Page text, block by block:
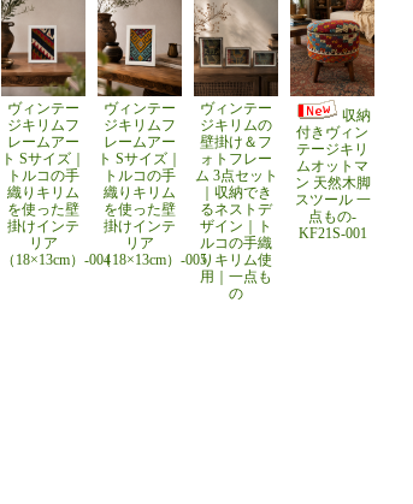
ヴィンテー
ジキリムフ
レームアー
ト Sサイズ｜
トルコの手
織りキリム
を使った壁
掛けインテ
リア
（18×13cm）-004
ヴィンテー
ジキリムフ
レームアー
ト Sサイズ｜
トルコの手
織りキリム
を使った壁
掛けインテ
リア
（18×13cm）-005
ヴィンテー
ジキリムの
壁掛け＆フ
ォトフレー
ム 3点セット
｜収納でき
るネストデ
ザイン｜ト
ルコの手織
りキリム使
用｜一点も
の
収納
付きヴィン
テージキリ
ムオットマ
ン 天然木脚
スツール 一
点もの-
KF21S-001